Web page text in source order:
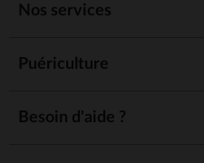
Nos services
Puériculture
Besoin d'aide ?